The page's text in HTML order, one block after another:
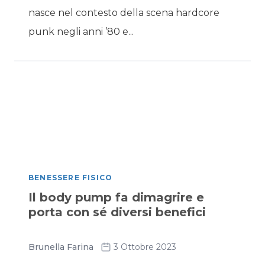
nasce nel contesto della scena hardcore
punk negli anni ’80 e...
BENESSERE FISICO
Il body pump fa dimagrire e
porta con sé diversi benefici
Brunella Farina 3 Ottobre 2023